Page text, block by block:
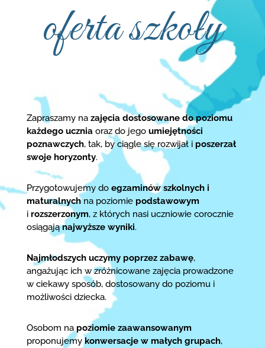
oferta szkoły
Zapraszamy nazajęcia dostosowane do poziomu
każdego ucznia oraz do jego umiejętności
poznawczych, tak, by ciągle się rozwijał i poszerzał
swoje horyzonty.
Przygotowujemy do egzaminów szkolnych i
maturalnychna poziomie podstawowym
i rozszerzonym, z których nasi uczniowie corocznie
osiągająnajwyższe wyniki.
Najmłodszych uczymy poprzez zabawę,
angażując ich w zróżnicowane zajęcia prowadzone
w ciekawy sposób, dostosowany do poziomu i
możliwości dziecka.
Osobom na poziomie zaawansowanym
proponujemykonwersacje w małych grupach,